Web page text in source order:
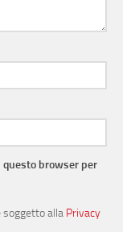
questo browser per
soggetto alla Privacy